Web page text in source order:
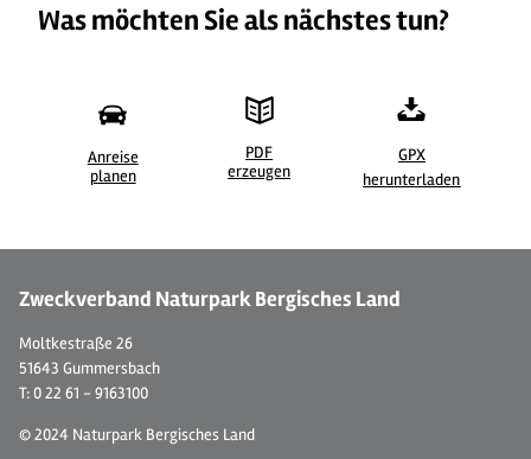
| BLTM Holger Piwowar
Was möchten Sie als nächstes tun?
Anreise
planen
PDF
erzeugen
GPX
herunterladen
Zweckverband Naturpark Bergisches Land
Moltkestraße 26
51643 Gummersbach
T: 0 22 61 - 9163100
© 2024 Naturpark Bergisches Land